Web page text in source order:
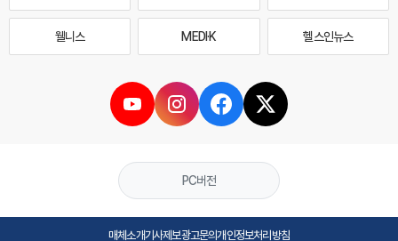
웰니스 MEDI·K 헬스인뉴스
PC버전
매체소개기사제보광고문의개인정보처리방침